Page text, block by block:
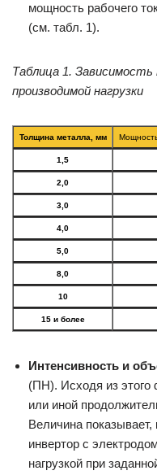
мощность рабочего
(см. табл. 1).
Таблица 1.
производимой нагрузки
Толщина металла, мм
1,5
2,0
3,0
4,0
5,0
8,0
10
15 и более
Интенсивность и
(ПН). Исходя из этого
или иной
Величина показывает,
инвертор с
нагрузкой при